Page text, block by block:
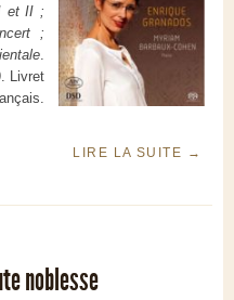
et II ;
;
.
Livret
LIRE LA SUITE →
noblesse